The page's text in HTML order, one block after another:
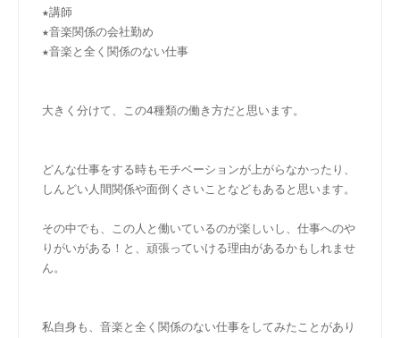
★講師
★音楽関係の会社勤め
★音楽と全く関係のない仕事
大きく分けて、この4種類の働き方だと思います。
どんな仕事をする時もモチベーションが上がらなかったり、
しんどい人間関係や面倒くさいことなどもあると思います。
その中でも、この人と働いているのが楽しいし、仕事へのや
りがいがある！と、頑張っていける理由があるかもしれませ
ん。
私自身も、音楽と全く関係のない仕事をしてみたことがあり